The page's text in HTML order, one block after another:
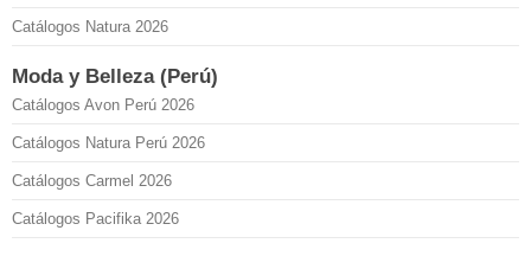
Catálogos Natura 2026
Moda y Belleza (Perú)
Catálogos Avon Perú 2026
Catálogos Natura Perú 2026
Catálogos Carmel 2026
Catálogos Pacifika 2026